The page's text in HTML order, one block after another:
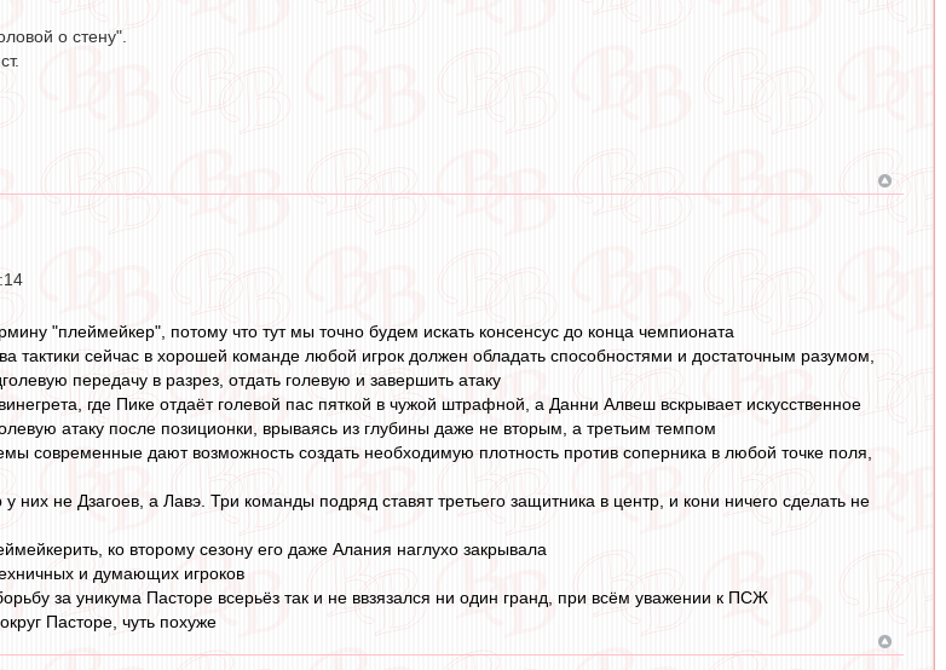
о стену".
"плеймейкер", потому что тут мы точно будем искать консенсус до конца чемпионата
тактики сейчас в хорошей команде любой игрок должен обладать способностями и достаточным разумом,
передачу в разрез, отдать голевую и завершить атаку
где Пике отдаёт голевой пас пяткой в чужой штрафной, а Данни Алвеш вскрывает искусственное
атаку после позиционки, врываясь из глубины даже не вторым, а третьим темпом
современные дают возможность создать необходимую плотность против соперника в любой точке поля,
не Дзагоев, а Лавэ. Три команды подряд ставят третьего защитника в центр, и кони ничего сделать не
ко второму сезону его даже Алания наглухо закрывала
и думающих игроков
за уникума Пасторе всерьёз так и не ввзязался ни один гранд, при всём уважении к ПСЖ
Пасторе, чуть похуже